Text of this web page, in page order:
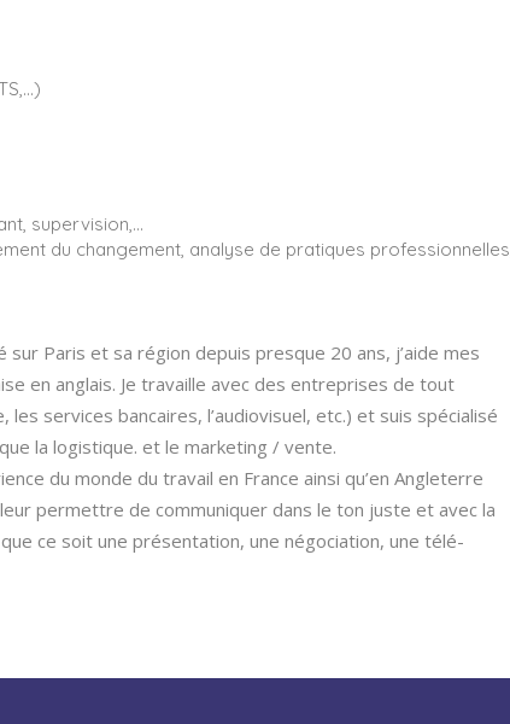
supervision,…
du changement, analyse de pratiques professionnelles,
Paris et sa région depuis presque 20 ans, j’aide mes
en anglais. Je travaille avec des entreprises de tout
services bancaires, l’audiovisuel, etc.) et suis spécialisé
la logistique. et le marketing / vente.
du monde du travail en France ainsi qu’en Angleterre
permettre de communiquer dans le ton juste et avec la
ce soit une présentation, une négociation, une télé-